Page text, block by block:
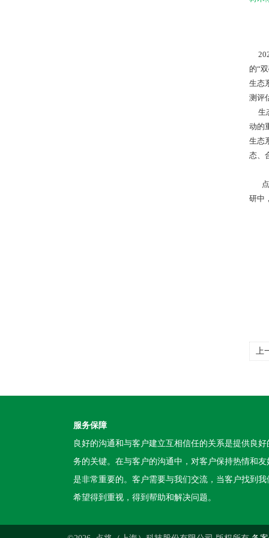
的“
生态
测评
生
动的
生态
态、
点
研中
上
服务保障
良好的沟通和与客户建立互相信任的关系是提供良好
务的关键。在与客户的沟通中，对客户保持热情和友
是非常重要的。客户需要与我们交流，当客户找到我
希望得到重视，得到帮助和解决问题。